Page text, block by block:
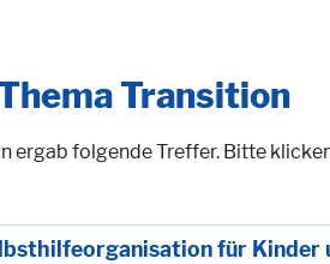
Transition
ergab folgende Treffer. Bitte
für